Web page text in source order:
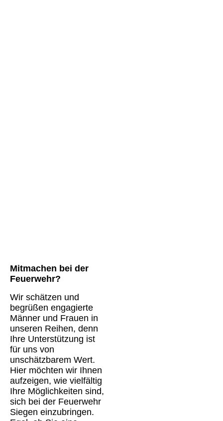
Mitmachen bei der
Feuerwehr?
Wir schätzen und
begrüßen engagierte
Männer und Frauen in
unseren Reihen, denn
Ihre Unterstützung ist
für uns von
unschätzbarem Wert.
Hier möchten wir Ihnen
aufzeigen, wie vielfältig
Ihre Möglichkeiten sind,
sich bei der Feuerwehr
Siegen einzubringen.